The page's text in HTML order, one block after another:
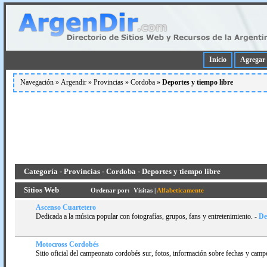
Inicio Agregar
Navegación » Argendir » Provincias » Cordoba » Deportes y tiempo libre
Categoría - Provincias - Cordoba - Deportes y tiempo libre
Sitios Web Ordenar por: Visitas | Alfabeticamente
Ascenso Cuartetero
Dedicada a la música popular con fotografí­as, grupos, fans y entretenimiento. -
Motocross Cordobés
Sitio oficial del campeonato cordobés sur, fotos, información sobre fechas y